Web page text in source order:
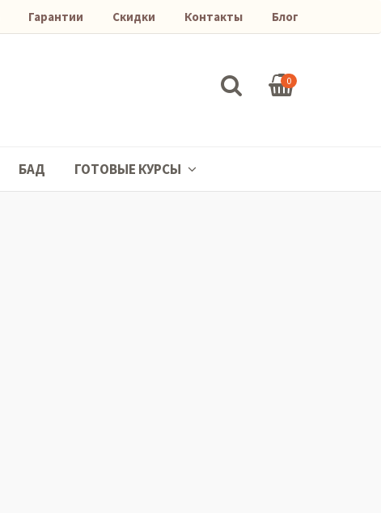
Гарантии Скидки Контакты Блог
0
БАД ГОТОВЫЕ КУРСЫ